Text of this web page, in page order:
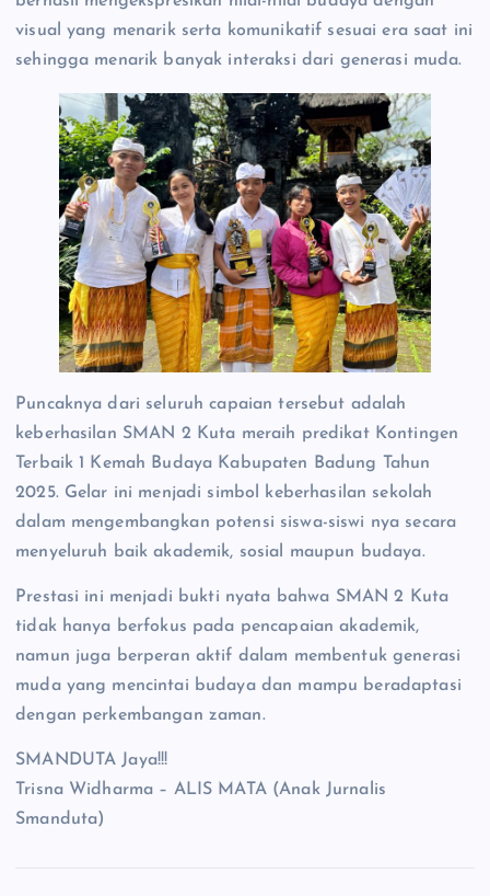
visual yang menarik serta komunikatif sesuai era saat ini
sehingga menarik banyak interaksi dari generasi muda.
Puncaknya dari seluruh capaian tersebut adalah
keberhasilan SMAN 2 Kuta meraih predikat Kontingen
Terbaik 1 Kemah Budaya Kabupaten Badung Tahun
2025. Gelar ini menjadi simbol keberhasilan sekolah
dalam mengembangkan potensi siswa-siswi nya secara
menyeluruh baik akademik, sosial maupun budaya.
Prestasi ini menjadi bukti nyata bahwa SMAN 2 Kuta
tidak hanya berfokus pada pencapaian akademik,
namun juga berperan aktif dalam membentuk generasi
muda yang mencintai budaya dan mampu beradaptasi
dengan perkembangan zaman.
SMANDUTA Jaya!!!
Trisna Widharma – ALIS MATA (Anak Jurnalis
Smanduta)